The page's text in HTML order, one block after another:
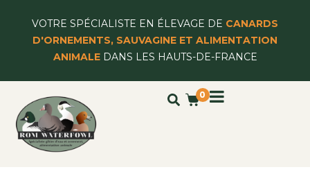
VOTRE SPÉCIALISTE EN ÉLEVAGE DE CANARDS
D'ORNEMENTS, SAUVAGINE ET ALIMENTATION
ANIMALEDANS LES HAUTS-DE-FRANCE
0